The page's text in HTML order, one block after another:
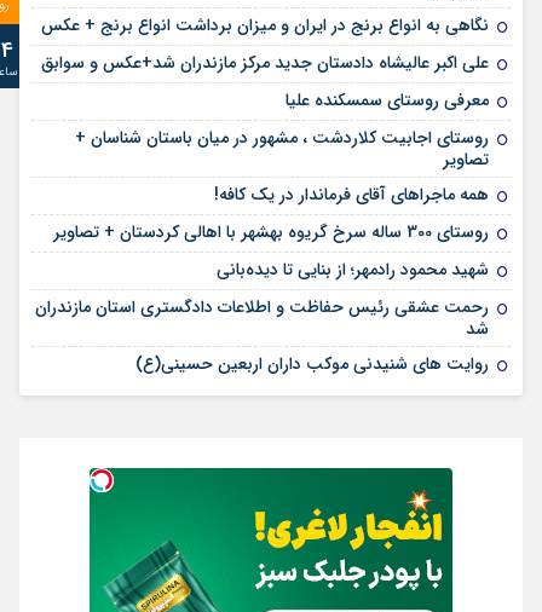
نگاهی به انواع برنج در ایران و میزان برداشت انواع برنج + عکس
علی‌ اکبر عالیشاه دادستان جدید مرکز مازندران شد+عکس و سوابق
معرفی روستای سمسکنده علیا
روستای اجابیت کلاردشت ، مشهور در میان باستان شناسان +
تصاویر
همه ماجراهای آقای فرماندار در یک کافه!
روستای 300 ساله سرخ ‌گریوه بهشهر با اهالی کردستان + تصاویر
شهید محمود رادمهر؛ از بنایی تا دیده‌بانی
رحمت عشقی رئیس حفاظت و اطلاعات دادگستری استان مازندران
شد
روایت های شنیدنی موکب داران اربعین حسینی(ع)